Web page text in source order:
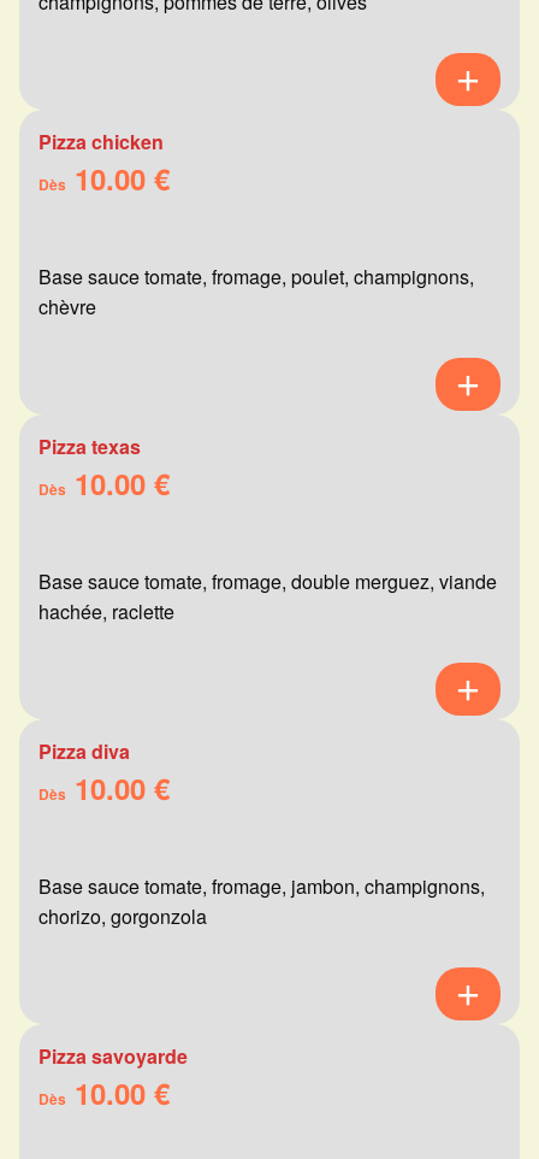
Pizza chicken
Dès 10.00 €
Base sauce tomate, fromage, poulet, champignons,
chèvre
Pizza texas
Dès 10.00 €
Base sauce tomate, fromage, double merguez, viande
hachée, raclette
Pizza diva
Dès 10.00 €
Base sauce tomate, fromage, jambon, champignons,
chorizo, gorgonzola
Pizza savoyarde
Dès 10.00 €